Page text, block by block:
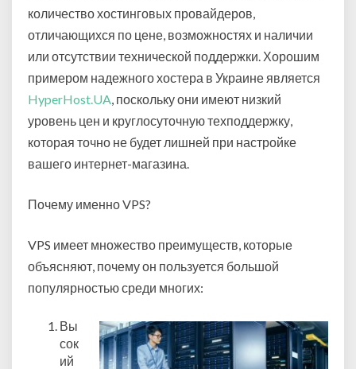
количество хостинговых провайдеров,
отличающихся по цене, возможностях и наличии
или отсутствии технической поддержки. Хорошим
примером надежного хостера в Украине является
HyperHost.UA, поскольку они имеют низкий
уровень цен и круглосуточную техподдержку,
которая точно не будет лишней при настройке
вашего интернет-магазина.
Почему именно VPS?
VPS имеет множество преимуществ, которые
объясняют, почему он пользуется большой
популярностью среди многих:
Вы
сок
ий